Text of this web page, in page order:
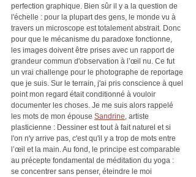
perfection graphique. Bien sûr il y a la question de
l'échelle : pour la plupart des gens, le monde vu à
travers un microscope est totalement abstrait. Donc
pour que le mécanisme du paradoxe fonctionne,
les images doivent être prises avec un rapport de
grandeur commun d'observation à l’œil nu. Ce fut
un vrai challenge pour le photographe de reportage
que je suis. Sur le terrain, j'ai pris conscience à quel
point mon regard était conditionné à vouloir
documenter les choses. Je me suis alors rappelé
les mots de mon épouse Sandrine , artiste
plasticienne : Dessiner est tout à fait naturel et si
l'on n'y arrive pas, c'est qu'il y a trop de mots entre
l’œil et la main. Au fond, le principe est comparable
au précepte fondamental de méditation du yoga :
se concentrer sans penser, éteindre le moi